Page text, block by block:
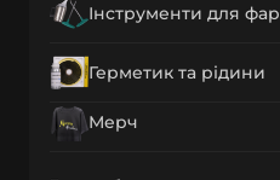
Інструменти для фар
Герметик та рідини
Мерч